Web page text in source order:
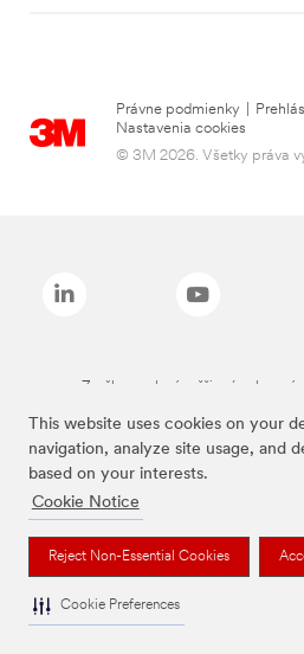
This website uses cookies on your
navigation, analyze site usage, and
based on your interests.
Cookie Notice
Reject Non-Essential Cookies
Cookie Preferences
Právne podmienky
Nastavenia cookies
© 3M 2026. Všetky práva
Značky uvedené vyššie sú